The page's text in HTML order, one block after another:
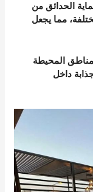
الحدائق من
مما يجعل
المحيطة
داخل